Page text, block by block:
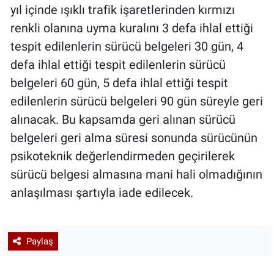
yıl içinde ışıklı trafik işaretlerinden kırmızı
renkli olanına uyma kuralını 3 defa ihlal ettiği
tespit edilenlerin sürücü belgeleri 30 gün, 4
defa ihlal ettiği tespit edilenlerin sürücü
belgeleri 60 gün, 5 defa ihlal ettiği tespit
edilenlerin sürücü belgeleri 90 gün süreyle geri
alınacak. Bu kapsamda geri alınan sürücü
belgeleri geri alma süresi sonunda sürücünün
psikoteknik değerlendirmeden geçirilerek
sürücü belgesi almasına mani hali olmadığının
anlaşılması şartıyla iade edilecek.
Paylaş